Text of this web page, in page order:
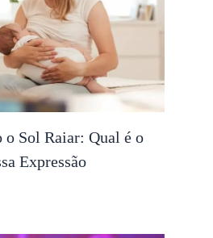
o Sol Raiar: Qual é o
Expressão